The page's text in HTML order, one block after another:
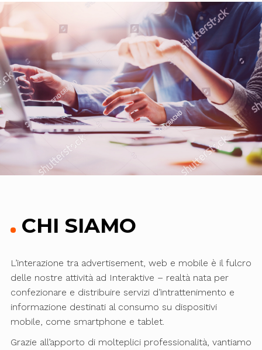
CHI SIAMO
L’interazione tra advertisement, web e mobile è il fulcro
delle nostre attività ad Interaktive – realtà nata per
confezionare e distribuire servizi d’intrattenimento e
informazione destinati al consumo su dispositivi
mobile, come smartphone e tablet.
Grazie all’apporto di molteplici professionalità, vantiamo